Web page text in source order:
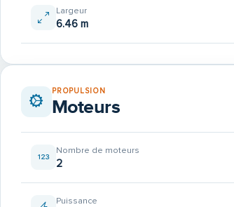
Largeur
6.46 m
PROPULSION
Moteurs
Nombre de moteurs
2
Puissance